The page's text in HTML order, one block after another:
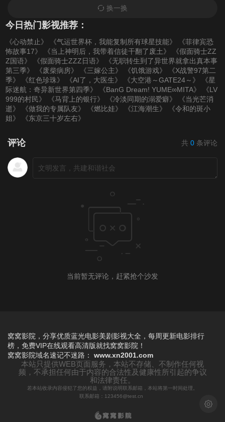
换一换
今日热门影视推荐：
《心动禁止》 《气运世界杯，我能复制所有球星技能》
《菲律宾恐
怖故事17》
《当上神明后，我带着信徒干翻了废土》
《假面骑士ZZ
Z国语》
《假面骑士ZZZ日语》
《无职转生到了异世界就拿出真本事
第三季》
《废柴病房》 《三嫁公主》 《饥饿游戏》
《X战警97第二
季》
《红色珍珠》 《AI了，大医生》 《大空港～GATE24～》
《星
际迷航：奇异新世界第四季》
《BanG Dream! YUME∞MITA》
《LV
999的村民》
《马背上的银行》 《冷淡同期的溺爱癖》
《当光芒消
逝》
《做我的专属队友》 《燃比娃》 《江海潮生》
《令和的斑小
姐》
《东京三十岁左右》
评论 共 0 条评论
当前暂无评论，赶紧抢个沙发
浅色模
窝窝影院，分享优质蓝光电影美剧影视大全，每周更新电影排行
榜，免费VIP在线观看高清版就找窝窝影院！
窝窝影院域名速记不迷路： www.xn2001.com
本站只提供WEB页面服务，本站不存储、不制作任何视
频，不承担任何由于内容的合法性及健康性所引起的争议
和法律责任。
若本站收录内容侵犯了您的权益，请附说明联系邮箱，本站将第一时间处理。
联系邮箱：123456@test.cn